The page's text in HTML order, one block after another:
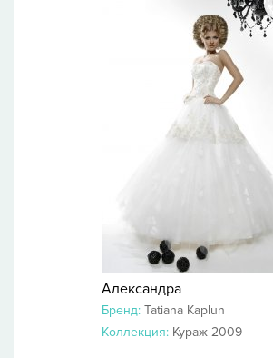
Александра
Бренд: Tatiana Kaplun
Коллекция: Кураж 2009